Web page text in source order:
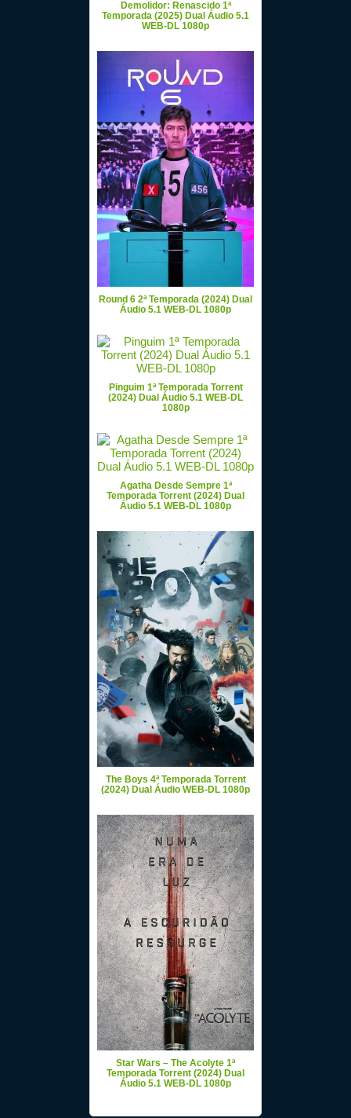
Demolidor: Renascido 1ª
Temporada (2025) Dual Áudio 5.1
WEB-DL 1080p
Round 6 2ª Temporada (2024) Dual
Áudio 5.1 WEB-DL 1080p
Pinguim 1ª Temporada Torrent
(2024) Dual Áudio 5.1 WEB-DL
1080p
Agatha Desde Sempre 1ª
Temporada Torrent (2024) Dual
Áudio 5.1 WEB-DL 1080p
The Boys 4ª Temporada Torrent
(2024) Dual Áudio WEB-DL 1080p
Star Wars – The Acolyte 1ª
Temporada Torrent (2024) Dual
Áudio 5.1 WEB-DL 1080p